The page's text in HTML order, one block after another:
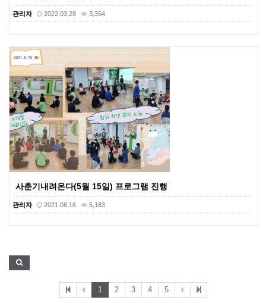
관리자 2022.03.28 3,354
사춘기내려온다(5월 15일) 프로그램 진행
관리자 2021.06.16 5,183
1 2 3 4 5